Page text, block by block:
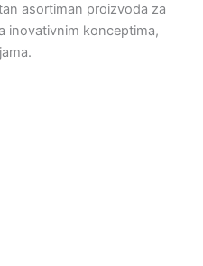
asortiman proizvoda za
inovativnim konceptima,